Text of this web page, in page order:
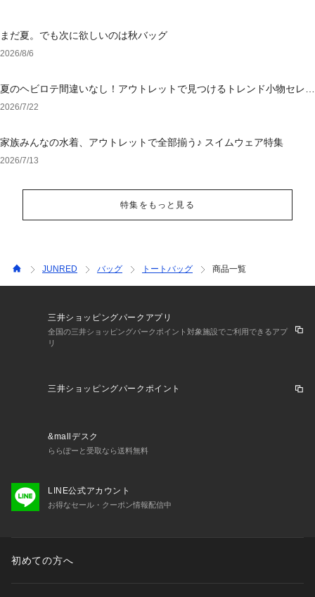
まだ夏。でも次に欲しいのは秋バッグ
2026/8/6
夏のヘビロテ間違いなし！アウトレットで見つけるトレンド小物セレク
ション
2026/7/22
家族みんなの水着、アウトレットで全部揃う♪ スイムウェア特集
2026/7/13
特集をもっと見る
JUNRED バッグ トートバッグ 商品一覧
三井ショッピングパークアプリ
全国の三井ショッピングパークポイント対象施設でご利用できるアプ
リ
三井ショッピングパークポイント
&mallデスク
ららぽーと受取なら送料無料
LINE公式アカウント
お得なセール・クーポン情報配信中
初めての方へ